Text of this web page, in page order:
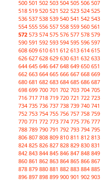
500 501 502 503 504 505 506 507
518 519 520 521 522 523 524 525
536 537 538 539 540 541 542 543
554 555 556 557 558 559 560 561
572 573 574 575 576 577 578 579
590 591 592 593 594 595 596 597
608 609 610 611 612 613 614 615
626 627 628 629 630 631 632 633
644 645 646 647 648 649 650 651
662 663 664 665 666 667 668 669
680 681 682 683 684 685 686 687
698 699 700 701 702 703 704 705
716 717 718 719 720 721 722 723
734 735 736 737 738 739 740 741
752 753 754 755 756 757 758 759
770 771 772 773 774 775 776 777
788 789 790 791 792 793 794 795
806 807 808 809 810 811 812 813
824 825 826 827 828 829 830 831
842 843 844 845 846 847 848 849
860 861 862 863 864 865 866 867
878 879 880 881 882 883 884 885
896 897 898 899 900 901 902 903